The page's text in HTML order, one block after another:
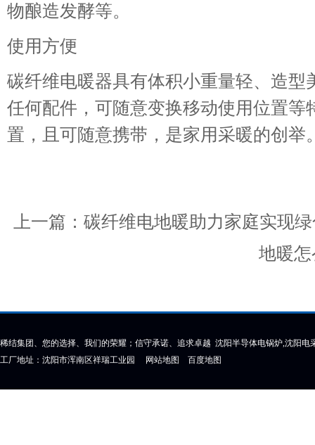
物酿造发酵等。
使用方便
碳纤维电暖器具有体积小重量轻、造
任何配件，可随意变换移动使用位置
置，且可随意携带，是家用采暖的创举
上一篇： 碳纤维电地暖助力家庭实现
地暖
稀结集团、您的选择、我们的荣耀；信守承诺、追求卓越 沈阳半导体电锅炉,沈阳电
工厂地址：沈阳市浑南区祥瑞工业园 网站地图 百度地图